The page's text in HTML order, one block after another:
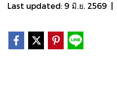
Last updated: 9 มิ.ย. 2569